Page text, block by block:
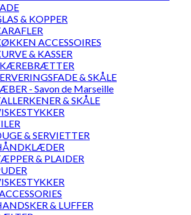
& KOPPER
ACCESSOIRES
& KASSER
& SKÅLE
- Savon de Marseille
& SKÅLE
& SERVIETTER
& PLAIDER
& LUFFER